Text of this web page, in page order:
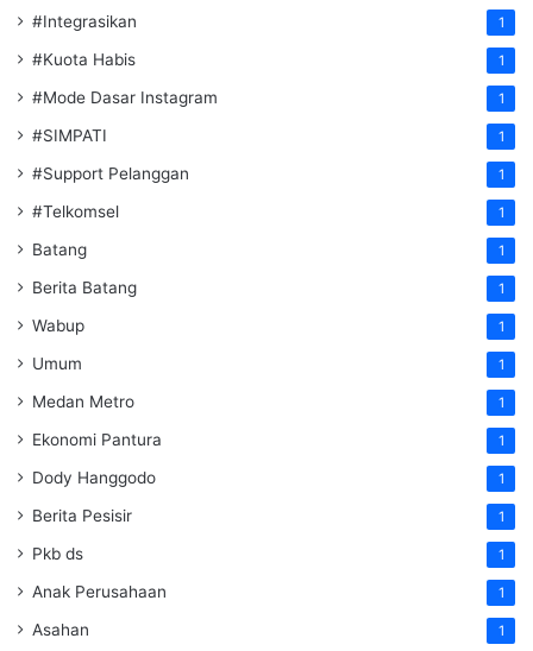
#Integrasikan 1
#Kuota Habis 1
#Mode Dasar Instagram 1
#SIMPATI 1
#Support Pelanggan 1
#Telkomsel 1
Batang 1
Berita Batang 1
Wabup 1
Umum 1
Medan Metro 1
Ekonomi Pantura 1
Dody Hanggodo 1
Berita Pesisir 1
Pkb ds 1
Anak Perusahaan 1
Asahan 1